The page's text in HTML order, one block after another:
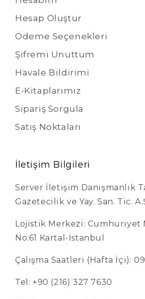
Hesap Oluştur
Ödeme Seçenekleri
Şifremi Unuttum
Havale Bildirimi
E-Kitaplarımız
Sipariş Sorgula
Satış Noktaları
İletişim Bilgileri
Server İletişim Danışmanlık
Gazetecilik ve Yay. San. Tic.
Lojistik Merkezi: Cumhuriyet
No:61 Kartal-İstanbul
Çalışma Saatleri (Hafta İçi):
Tel: +90 (216) 327 7630